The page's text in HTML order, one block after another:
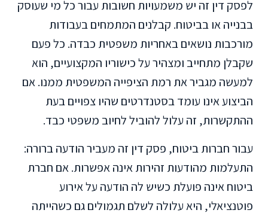
לפסק דין זה יש משמעויות חשובות עבור כל מי שעוסק
בבנייה או בביטוח. קבלנים המתמחים בעבודות
מורכבות נושאים באחריות משפטית כבדה. כל פעם
שקבלן מתחייב ומצהיר על כישוריו המקצועיים, הוא
למעשה מגביר את רמת הציפייה המשפטית ממנו. אם
הביצוע אינו עומד בסטנדרטים שהיו צפויים בעת
ההתקשרות, זה עלול להוביל לחיוב משפטי כבד.
עבור חברות ביטוח, פסק דין זה מעביר הודעה ברורה:
התעלמות מהודעות זהירות אינה אפשרות. אם חברת
ביטוח אינה פועלת כשיש לה הודעה על אירוע
פוטנציאלי, היא עלולה לשלם תגמולים גם כשהייתה